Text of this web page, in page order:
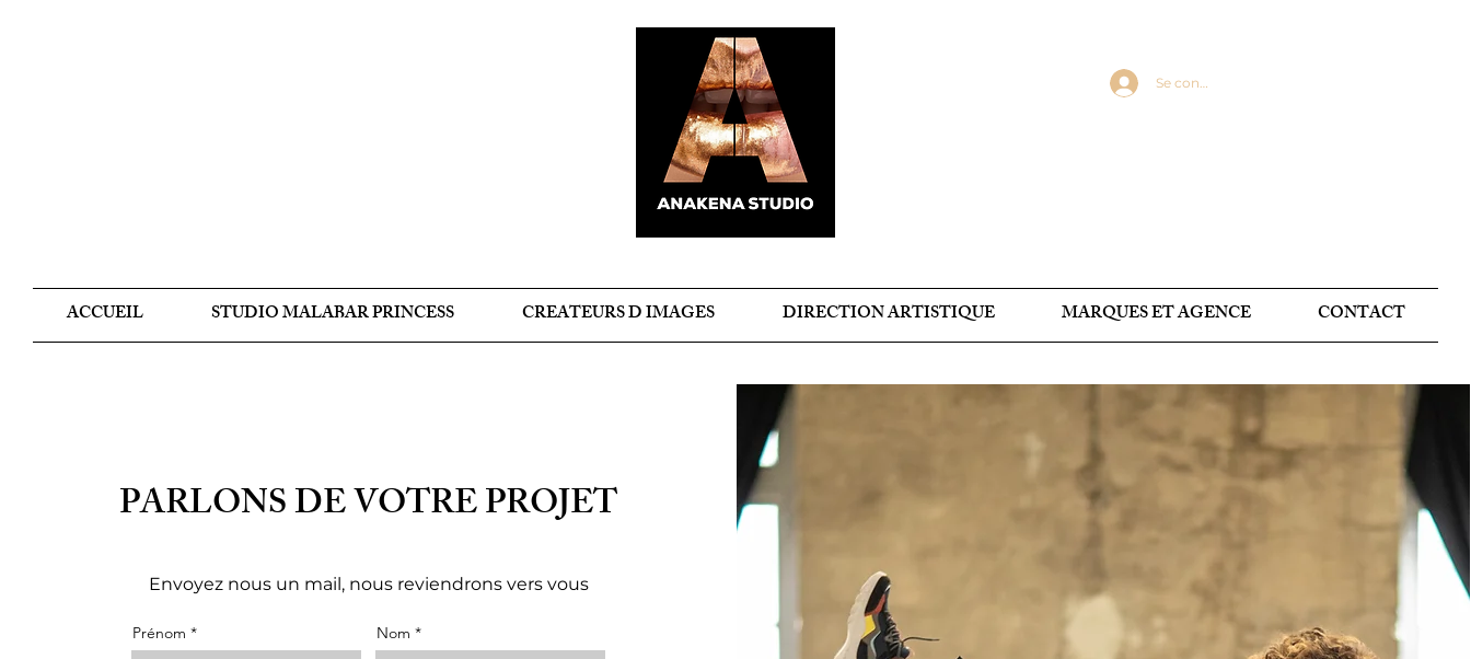
Se connecter
ACCUEIL STUDIO MALABAR PRINCESS CREATEURS D IMAGES DIRECTION ARTISTIQUE MARQUES ET AGENCE CONTACT
PARLONS DE VOTRE PROJET
Envoyez nous un mail, nous reviendrons vers vous
Prénom Nom